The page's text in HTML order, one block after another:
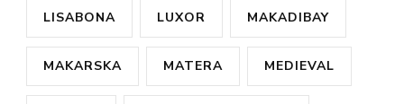
LISABONA LUXOR MAKADIBAY
MAKARSKA MATERA MEDIEVAL